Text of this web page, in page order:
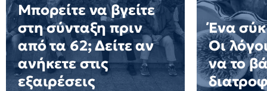
Μπορείτε να βγείτε
στη σύνταξη πριν
από τα 62; Δείτε αν
ανήκετε στις
εξαιρέσεις
Ένα
Οι
να το